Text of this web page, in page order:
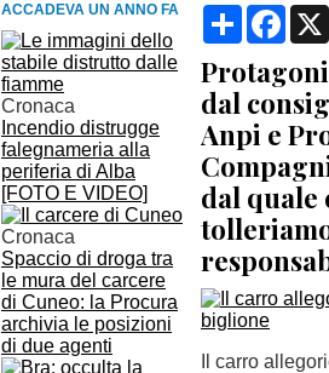
ACCADEVA UN ANNO FA
Cronaca
Incendio distrugge
falegnameria alla
periferia di Alba
[FOTO E VIDEO]
Cronaca
Spaccio di droga tra
le mura del carcere
di Cuneo: la Procura
archivia le posizioni
di due agenti
Condividi
dal
Anpi e
dal quale
Il carro